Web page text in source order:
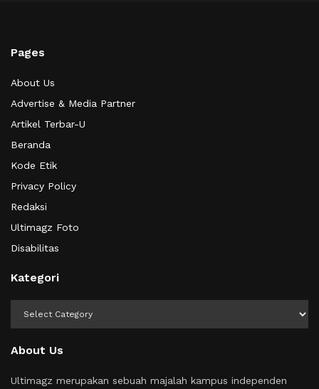
Pages
About Us
Advertise & Media Partner
Artikel Terbar-U
Beranda
Kode Etik
Privacy Policy
Redaksi
Ultimagz Foto
Disabilitas
Kategori
About Us
Ultimagz merupakan sebuah majalah kampus independen